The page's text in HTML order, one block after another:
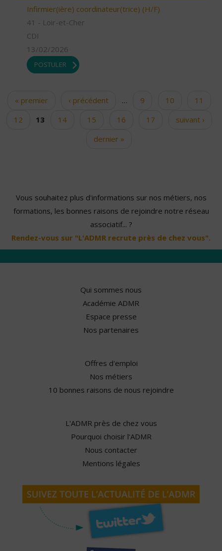
Infirmier(ière) coordinateur(trice) (H/F)
41 - Loir-et-Cher
CDI
13/02/2026
POSTULER
Pages
« premier ‹ précédent … 9 10
11
12
13 14 15 16 17
suivant ›
dernier »
Vous souhaitez plus d'informations sur nos métiers, nos
formations, les bonnes raisons de rejoindre notre réseau
associatif... ?
Rendez-vous sur "L'ADMR recrute près de chez vous".
Qui sommes nous
Académie ADMR
Espace presse
Nos partenaires
Offres d'emploi
Nos métiers
10 bonnes raisons de nous rejoindre
L'ADMR près de chez vous
Pourquoi choisir l'ADMR
Nous contacter
Mentions légales